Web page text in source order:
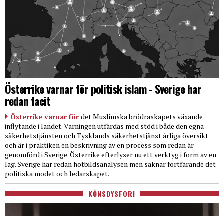
Österrike varnar för politisk islam - Sverige har
redan facit
Österrike varnar för det Muslimska brödraskapets växande
inflytande i landet. Varningen utfärdas med stöd i både den egna
säkerhetstjänsten och Tysklands säkerhetstjänst årliga översikt
och är i praktiken en beskrivning av en process som redan är
genomförd i Sverige. Österrike efterlyser nu ett verktyg i form av en
lag. Sverige har redan hotbildsanalysen men saknar fortfarande det
politiska modet och ledarskapet.
KÖNSDYSFORI